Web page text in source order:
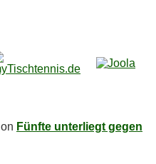
on Fünf­te un­ter­liegt ge­gen